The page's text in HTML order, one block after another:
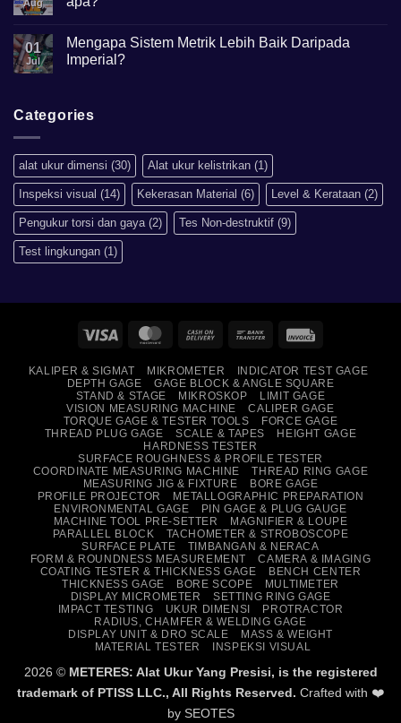
Apa
Aug
on
Hardness
scale
01
Jul
Mengapa Sistem Metrik Lebih Baik Daripada
Imperial?
Mengapa
Baik
Daripada
Imperial?
Categories
alat ukur dimensi (30) Alat ukur kelistrikan (1)
Inspeksi visual (14) Kekerasan Material (6) Level & Kerataan (2)
Pengukur torsi dan gaya (2) Tes Non-destruktif (9)
Test lingkungan (1)
Visa MasterCardCash
Delivery
Bank
KALIPER & SIGMAT MIKROMETER
INDICATOR TEST GAGE
DEPTH GAGE
GAGE BLOCK & ANGLE SQUARE
STAND & STAGE
MIKROSKOP
LIMIT GAGE
VISION MEASURING MACHINE
CALIPER GAGE
TORQUE GAGE & TESTER TOOLS
FORCE GAGE
THREAD PLUG GAGE
SCALE & TAPES
HEIGHT GAGE
HARDNESS TESTER
SURFACE ROUGHNESS & PROFILE TESTER
COORDINATE MEASURING MACHINE
THREAD RING GAGE
MEASURING JIG & FIXTURE
BORE GAGE
PROFILE PROJECTOR
METALLOGRAPHIC PREPARATION
ENVIRONMENTAL GAGE
PIN GAGE & PLUG GAUGE
MACHINE TOOL PRE-SETTER
MAGNIFIER & LOUPE
PARALLEL BLOCK
TACHOMETER & STROBOSCOPE
SURFACE PLATE
TIMBANGAN & NERACA
FORM & ROUNDNESS MEASUREMENT
CAMERA & IMAGING
COATING TESTER & THICKNESS GAGE
BENCH CENTER
THICKNESS GAGE
BORE SCOPE
MULTIMETER
DISPLAY MICROMETER
SETTING RING GAGE
IMPACT TESTING
UKUR DIMENSI
PROTRACTOR
RADIUS, CHAMFER & WELDING GAGE
DISPLAY UNIT & DRO SCALE
MASS & WEIGHT
MATERIAL TESTER
INSPEKSI VISUAL
2026 © METERES: Alat Ukur Yang Presisi, is the registered
trademark of PTISS LLC., All Rights Reserved. Crafted with ❤️
by SEOTES